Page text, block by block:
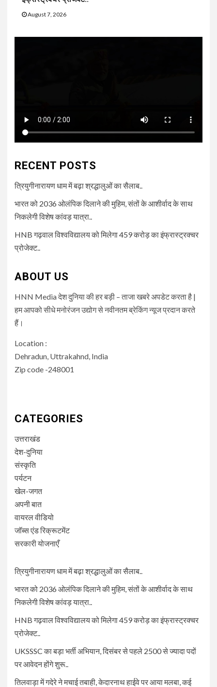
August 7, 2026
RECENT POSTS
त्रियुगीनारायण धाम में बढ़ा श्रद्धालुओं का सैलाब..
भारत को 2036 ओलंपिक दिलाने की मुहिम, संतों के आशीर्वाद के साथ
निकलेगी विशेष कांवड़ यात्रा..
HNB गढ़वाल विश्वविद्यालय को मिलेगा 459 करोड़ का इंफ्रास्ट्रक्चर
प्रोजेक्ट..
ABOUT US
HNN Media देश दुनिया की हर बड़ी – ताजा खबरे अपडेट करता है |
हम आपको सीधे मनोरंजन उद्योग से नवीनतम ब्रेकिंग न्यूज प्रदान करते
हैं।
Location :
Dehradun, Uttrakahnd, India
Zip code -248001
CATEGORIES
उत्तराखंड
देश-दुनिया
संस्कृति
पर्यटन
खेल-जगत
अपनी बात
वायरल वीडियो
जॉब्स एंड रिक्रूटमेंट
सरकारी योजनाएँ
त्रियुगीनारायण धाम में बढ़ा श्रद्धालुओं का सैलाब..
भारत को 2036 ओलंपिक दिलाने की मुहिम, संतों के आशीर्वाद के साथ
निकलेगी विशेष कांवड़ यात्रा..
HNB गढ़वाल विश्वविद्यालय को मिलेगा 459 करोड़ का इंफ्रास्ट्रक्चर
प्रोजेक्ट..
UKSSSC का बड़ा भर्ती अभियान, दिसंबर से पहले 2500 से ज्यादा पदों
पर आवेदन होंगे शुरू..
तिलवाड़ा में गदेरे ने मचाई तबाही, केदारनाथ हाईवे पर आया मलबा, कई